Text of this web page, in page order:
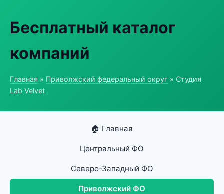
Бесплатный каталог
компаний
Главная » Приволжский федеральный округ » Студия
Lab Velvet
🏠 Главная
Центральный ФО
Северо-Западный ФО
Приволжский ФО